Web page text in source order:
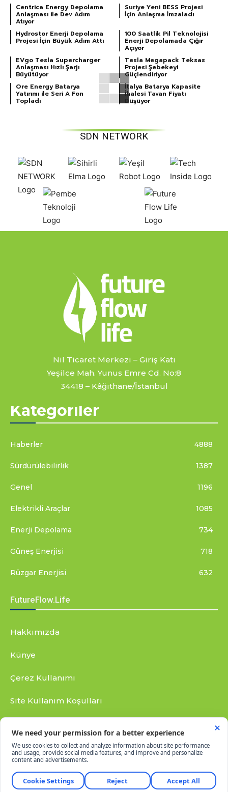
Centrica Energy Depolama
Anlaşması ile Dev Adım
Atıyor
Suriye Yeni BESS Projesi
İçin Anlaşma İmzaladı
Hydrostor Enerji Depolama
Projesi İçin Büyük Adım Attı
100 Saatlik Pil Teknolojisi
Enerji Depolamada Çığır
Açıyor
EVgo Tesla Supercharger
Anlaşması Hızlı Şarjı
Büyütüyor
Tesla Megapack Teksas
Projesi Şebekeyi
Güçlendiriyor
Ore Energy Batarya
Yatırımı ile Seri A Fon
Topladı
İtalya Batarya Kapasite
İhalesi Tavan Fiyatı
Düşüyor
SDN NETWORK
Nil Ticaret Merkezi – Giriş Katı
Yeşilce Mah. Yunus Emre Cd. No:8
34418 – Kâğıthane/İstanbul
Kategoriler
Haberler 4888
Sürdürülebilirlik 1387
Genel 1196
Elektrikli Araçlar 1085
Enerji Depolama 734
Güneş Enerjisi 718
Rüzgar Enerjisi 632
FutureFlow.Life
Hakkımızda
Künye
Çerez Kullanımı
Site Kullanım Koşulları
RSS